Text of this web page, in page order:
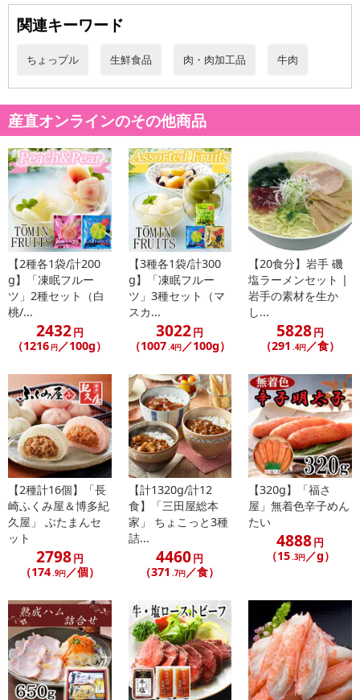
のでご了承ください。
【キャンセルについて】
※お申込み後のキャンセルはお受けできません。
記載されている内容を必ずご確認いただき、お届けする商品セット
にご納得いただきましたうえでお申し込みください。
※パッケージ変更や商品リニューアル（成分など含む）等により、
参考の掲載画像や画像内のバーコードなど、お届け商品と多少異な
る場合がございます。
また、[新たな加工食品の原料原産地表示制度]の経過措置期間の終
了により、商品詳細内に記載の原産国・原材料の表記が旧表記の場
合がございます。
あらかじめご了承いただいた上でお申込みください。なお、本理由
によるお申込み後のキャンセル・返品交換は対応いたしかねます。
【お支払いについて】
※お支払い方法は、電話料金合算払い、クレジットカード払い、dポ
イントがご利用いただけます。
【発送・お届け・商品について】
※お申込み頂きました商品の同梱、お届けの日時指定はいたしかね
ます。
※お客様のご都合でお受取りいただけない場合、商品の再発送や返
金はいたしかねます。
また、お届け日時のご指定は、お受けできません。宅配業者からの
不在票にてご対応ください。
※発送予定日は前後する場合がございます。また商品によって発送
日が異なります。
※dショッピングサンプル百貨店よりお届けする商品は、ご利用いた
だいた後のご感想をいただくことを目的としており、転売等は固く
禁じます。
転売等、目的以外での利用が確認された場合は、サービス利用を停
関連キーワード
ちょっプル 生鮮食品 肉・肉加工品 牛肉
産直オンラインのその他商品
【2種各1袋/計200
g】「凍眠フルー
ツ」2種セット（白
桃/...
2432円
（1216 円／100g）
【3種各1袋/計300
g】「凍眠フルー
ツ」3種セット（マ
スカ...
3022円
（1007.4円／100g）
【20食分】岩手 磯
塩ラーメンセット |
岩手の素材を生か
し...
5828円
（291 .4円／食）
【2種計16個】「長
崎ふくみ屋＆博多紀
久屋」 ぶたまんセ
ット
2798円
（174 .9円／個）
【計1320g/計12
食】「三田屋総本
家」 ちょこっと3種
詰...
4460円
（371 .7円 ／食）
【320g】「福さ
屋」無着色辛子めん
たい
4888円
（15 .3円／g）